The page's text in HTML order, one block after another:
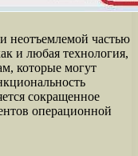
неотъемлемой частью
и любая технология,
которые могут
сокращенное
операционной